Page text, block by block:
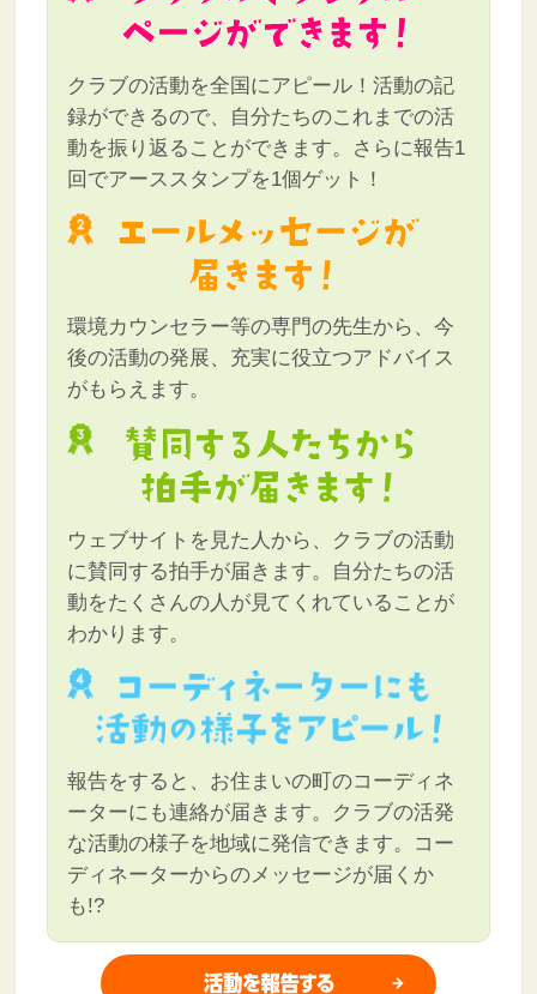
クラブの活動を全国にアピール！活動の記
録ができるので、自分たちのこれまでの活
動を振り返ることができます。さらに報告1
回でアーススタンプを1個ゲット！
環境カウンセラー等の専門の先生から、今
後の活動の発展、充実に役立つアドバイス
がもらえます。
ウェブサイトを見た人から、クラブの活動
に賛同する拍手が届きます。自分たちの活
動をたくさんの人が見てくれていることが
わかります。
報告をすると、お住まいの町のコーディネ
ーターにも連絡が届きます。クラブの活発
な活動の様子を地域に発信できます。コー
ディネーターからのメッセージが届くか
も!?